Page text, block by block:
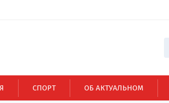
СПОРТ ОБ АКТУАЛЬНОМ